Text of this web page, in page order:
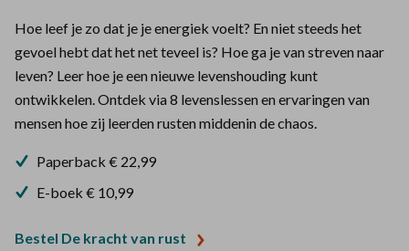
Hoe leef je zo dat je je energiek voelt? En niet steeds het
gevoel hebt dat het net teveel is? Hoe ga je van streven naar
leven? Leer hoe je een nieuwe levenshouding kunt
ontwikkelen. Ontdek via 8 levenslessen en ervaringen van
mensen hoe zij leerden rusten middenin de chaos.
Paperback € 22,99
E-boek € 10,99
Bestel De kracht van rust